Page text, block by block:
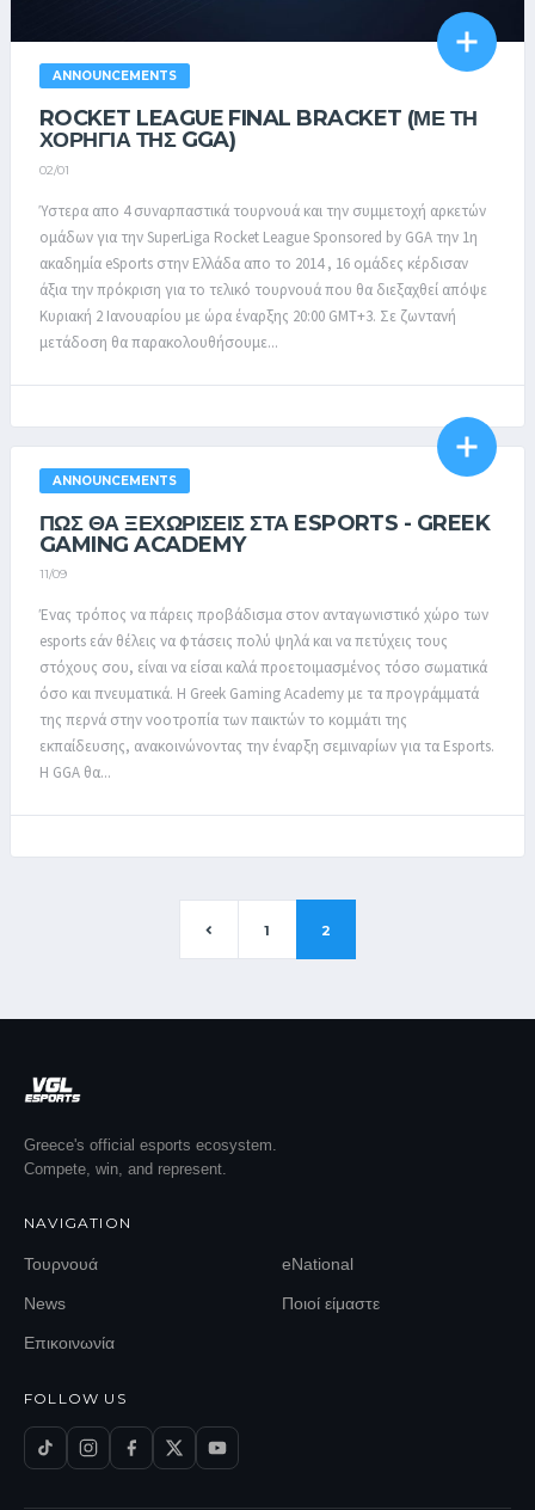
ANNOUNCEMENTS
ROCKET LEAGUE FINAL BRACKET (ΜΕ ΤΗ
ΧΟΡΗΓΊΑ ΤΗΣ GGA)
02/01
Ύστερα απο 4 συναρπαστικά τουρνουά και την συμμετοχή αρκετών
ομάδων για την SuperLiga Rocket League Sponsored by GGA την 1η
ακαδημία eSports στην Ελλάδα απο το 2014 , 16 ομάδες κέρδισαν
άξια την πρόκριση για το τελικό τουρνουά που θα διεξαχθεί απόψε
Κυριακή 2 Ιανουαρίου με ώρα έναρξης 20:00 GMT+3. Σε ζωντανή
μετάδοση θα παρακολουθήσουμε...
ANNOUNCEMENTS
ΠΩΣ ΘΑ ΞΕΧΩΡΊΣΕΙΣ ΣΤΑ ESPORTS - GREEK
GAMING ACADEMY
11/09
Ένας τρόπος να πάρεις προβάδισμα στον ανταγωνιστικό χώρο των
esports εάν θέλεις να φτάσεις πολύ ψηλά και να πετύχεις τους
στόχους σου, είναι να είσαι καλά προετοιμασμένος τόσο σωματικά
όσο και πνευματικά. Η Greek Gaming Academy με τα προγράμματά
της περνά στην νοοτροπία των παικτών το κομμάτι της
εκπαίδευσης, ανακοινώνοντας την έναρξη σεμιναρίων για τα Esports.
H GGA θα...
1 2
Greece's official esports ecosystem.
Compete, win, and represent.
NAVIGATION
Τουρνουά eNational
News Ποιοί είμαστε
Επικοινωνία
FOLLOW US